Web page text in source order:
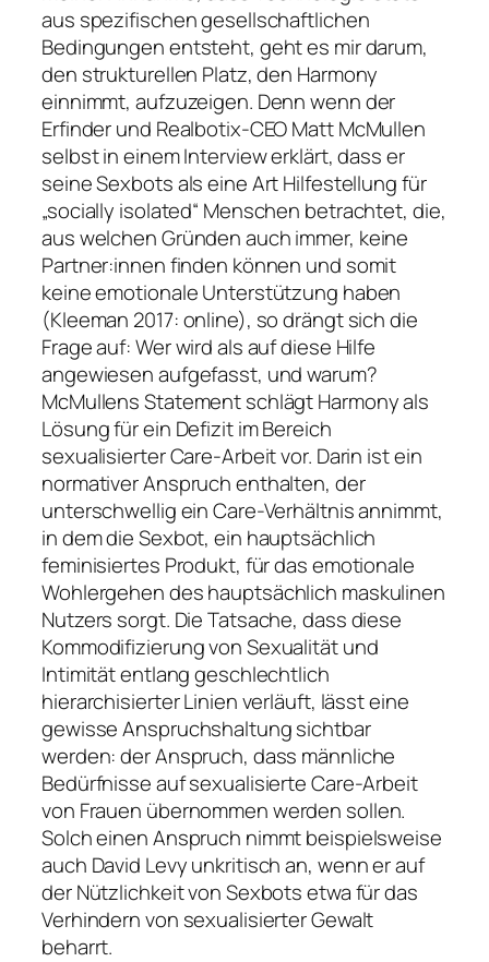
aus spezifischen gesellschaftlichen
Bedingungen entsteht, geht es mir darum,
den strukturellen Platz, den Harmony
einnimmt, aufzuzeigen. Denn wenn der
Erfinder und Realbotix-CEO Matt McMullen
selbst in einem Interview erklärt, dass er
seine Sexbots als eine Art Hilfestellung für
„socially isolated“ Menschen betrachtet, die,
aus welchen Gründen auch immer, keine
Partner:innen finden können und somit
keine emotionale Unterstützung haben
(Kleeman 2017: online), so drängt sich die
Frage auf: Wer wird als auf diese Hilfe
angewiesen aufgefasst, und warum?
McMullens Statement schlägt Harmony als
Lösung für ein Defizit im Bereich
sexualisierter Care-Arbeit vor. Darin ist ein
normativer Anspruch enthalten, der
unterschwellig ein Care-Verhältnis annimmt,
in dem die Sexbot, ein hauptsächlich
feminisiertes Produkt, für das emotionale
Wohlergehen des hauptsächlich maskulinen
Nutzers sorgt. Die Tatsache, dass diese
Kommodifizierung von Sexualität und
Intimität entlang geschlechtlich
hierarchisierter Linien verläuft, lässt eine
gewisse Anspruchshaltung sichtbar
werden: der Anspruch, dass männliche
Bedürfnisse auf sexualisierte Care-Arbeit
von Frauen übernommen werden sollen.
Solch einen Anspruch nimmt beispielsweise
auch David Levy unkritisch an, wenn er auf
der Nützlichkeit von Sexbots etwa für das
Verhindern von sexualisierter Gewalt
beharrt.